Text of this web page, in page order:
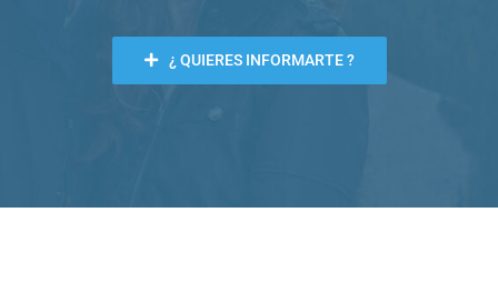
¿ QUIERES INFORMARTE ?